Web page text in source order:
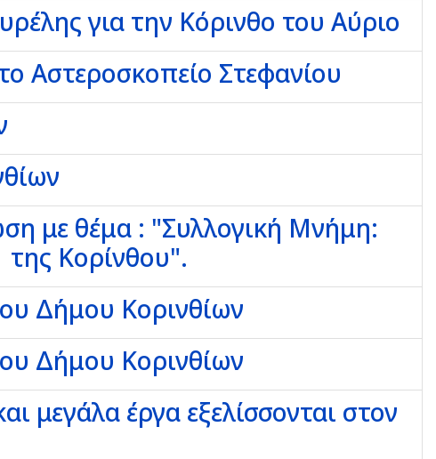
για την Κόρινθο του Αύριο
Αστεροσκοπείο Στεφανίου
με θέμα : "Συλλογική Μνήμη:
Κορίνθου".
Δήμου Κορινθίων
Δήμου Κορινθίων
μεγάλα έργα εξελίσσονται στον